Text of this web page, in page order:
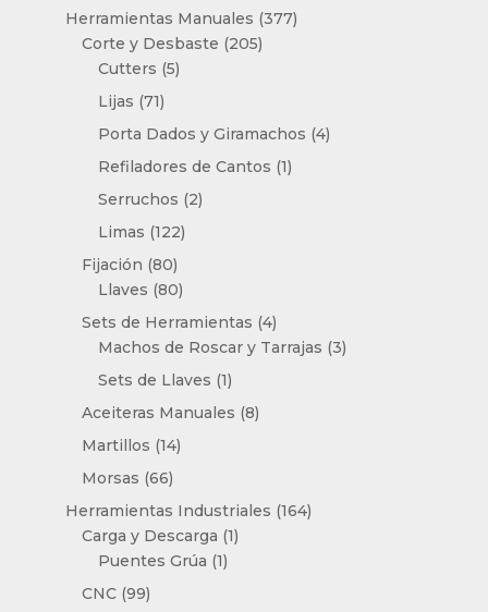
producto
Herramientas Manuales 377377
Corte y Desbaste 205205
Cutters 55
Lijas 7171
productos
Porta Dados y Giramachos 44
Refiladores de Cantos 11
Serruchos 22
Limas 122122
Fijación 8080
productos
Llaves 8080
productos
Sets de Herramientas 44
productos
Machos de Roscar y Tarrajas 33
Sets de Llaves 11
producto
Aceiteras Manuales 88
Martillos 1414
Morsas 6666
productos
Herramientas Industriales 164164
Carga y Descarga 11
Puentes Grúa 11
CNC 9999